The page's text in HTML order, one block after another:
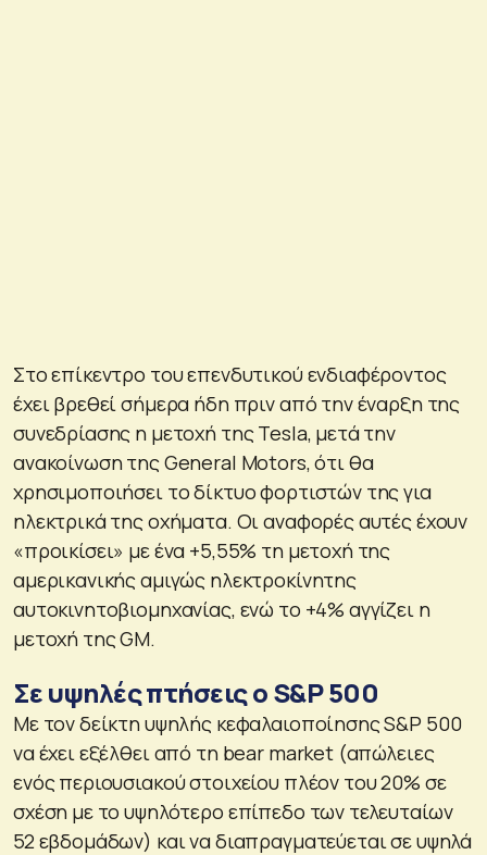
Στο επίκεντρο του επενδυτικού ενδιαφέροντος
έχει βρεθεί σήμερα ήδη πριν από την έναρξη της
συνεδρίασης η μετοχή της Tesla, μετά την
ανακοίνωση της General Motors, ότι θα
χρησιμοποιήσει το δίκτυο φορτιστών της για
ηλεκτρικά της οχήματα. Οι αναφορές αυτές έχουν
«προικίσει» με ένα +5,55% τη μετοχή της
αμερικανικής αμιγώς ηλεκτροκίνητης
αυτοκινητοβιομηχανίας, ενώ το +4% αγγίζει η
μετοχή της GM.
Σε υψηλές πτήσεις ο S&P 500
Με τον δείκτη υψηλής κεφαλαιοποίησης S&P 500
να έχει εξέλθει από τη bear market (απώλειες
ενός περιουσιακού στοιχείου πλέον του 20% σε
σχέση με το υψηλότερο επίπεδο των τελευταίων
52 εβδομάδων) και να διαπραγματεύεται σε υψηλά